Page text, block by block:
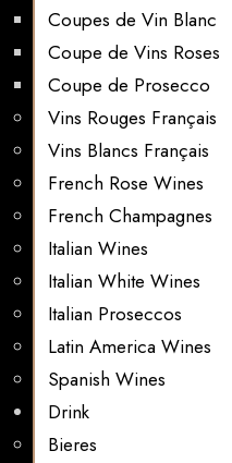
Coupes de Vin Blanc
Coupe de Vins Roses
Coupe de Prosecco
Vins Rouges Français
Vins Blancs Français
French Rose Wines
French Champagnes
Italian Wines
Italian White Wines
Italian Proseccos
Latin America Wines
Spanish Wines
Drink
Bieres